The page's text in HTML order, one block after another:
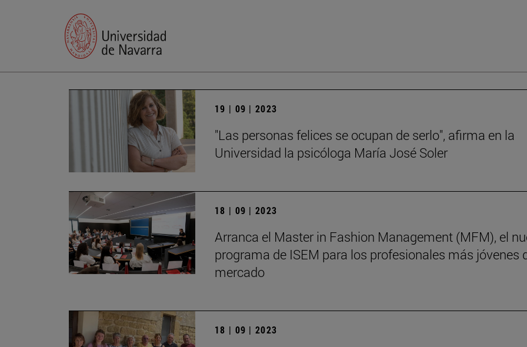
19 | 09 | 2023
"Las personas felices se ocupan de serlo", afirma en la
Universidad la psicóloga María José Soler
18 | 09 | 2023
Arranca el Master in Fashion Management (MFM), el
programa de ISEM para los profesionales más jóvenes
mercado
18 | 09 | 2023